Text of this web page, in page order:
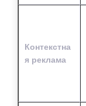
Контекстна
я реклама